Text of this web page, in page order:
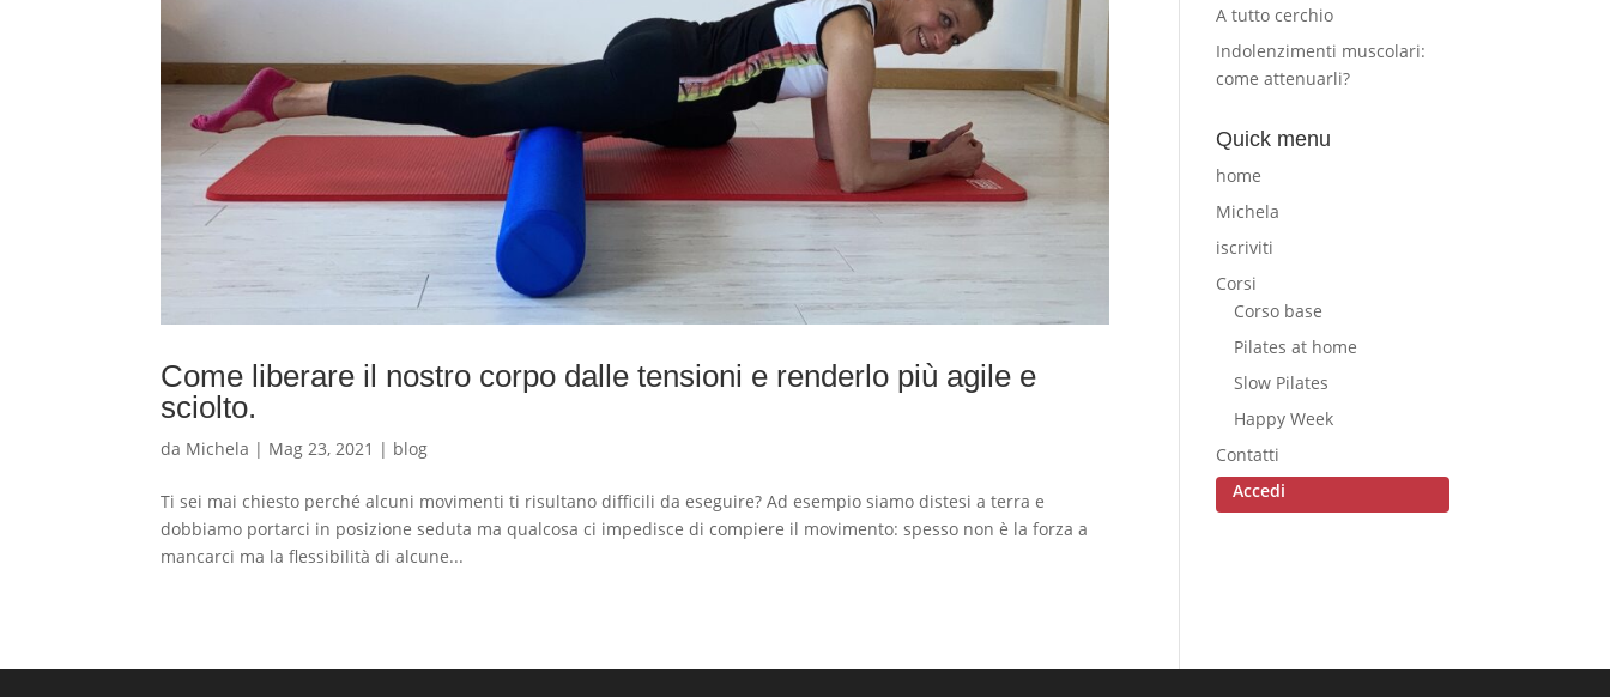
Come liberare il nostro corpo dalle tensioni e renderlo più agile e
sciolto.
da Michela | Mag 23, 2021 | blog
Ti sei mai chiesto perché alcuni movimenti ti risultano difficili da eseguire? Ad esempio siamo distesi a terra e
dobbiamo portarci in posizione seduta ma qualcosa ci impedisce di compiere il movimento: spesso non è la forza a
mancarci ma la flessibilità di alcune...
A tutto cerchio
Indolenzimenti muscolari:
come attenuarli?
Quick menu
home
Michela
iscriviti
Corsi
Corso base
Pilates at home
Slow Pilates
Happy Week
Contatti
Accedi